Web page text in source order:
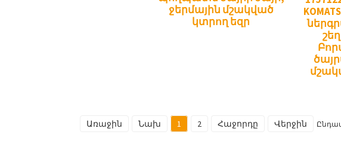
ջերմային մշակված
կտրող եզր
Առաջին Նախ 1 2 Հաջորդը Վերջին